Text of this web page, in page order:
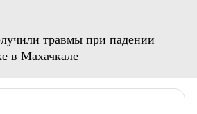
травмы при падении
в Махачкале